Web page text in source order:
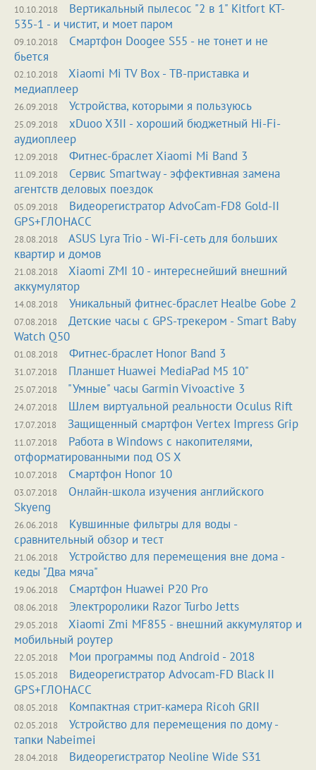
10.10.2018
Вертикальный пылесос "2 в 1" Kitfort KT-
535-1 - и чистит, и моет паром
09.10.2018
Смартфон Doogee S55 - не тонет и не
бьется
02.10.2018
Xiaomi Mi TV Box - ТВ-приставка и
медиаплеер
26.09.2018 Устройства, которыми я пользуюсь
25.09.2018
xDuoo X3II - хороший бюджетный Hi-Fi-
аудиоплеер
12.09.2018 Фитнес-браслет Xiaomi Mi Band 3
11.09.2018
Сервис Smartway - эффективная замена
агентств деловых поездок
05.09.2018
Видеорегистратор AdvoCam-FD8 Gold-II
GPS+ГЛОНАСС
28.08.2018
ASUS Lyra Trio - Wi-Fi-сеть для больших
квартир и домов
21.08.2018
Xiaomi ZMI 10 - интереснейший внешний
аккумулятор
14.08.2018 Уникальный фитнес-браслет Healbe Gobe 2
07.08.2018
Детские часы с GPS-трекером - Smart Baby
Watch Q50
01.08.2018 Фитнес-браслет Honor Band 3
31.07.2018 Планшет Huawei MediaPad M5 10"
25.07.2018 "Умные" часы Garmin Vivoactive 3
24.07.2018 Шлем виртуальной реальности Oculus Rift
17.07.2018 Защищенный смартфон Vertex Impress Grip
11.07.2018
Работа в Windows с накопителями,
отформатированными под OS X
10.07.2018 Смартфон Honor 10
03.07.2018
Онлайн-школа изучения английского
Skyeng
26.06.2018
Кувшинные фильтры для воды -
сравнительный обзор и тест
21.06.2018
Устройство для перемещения вне дома -
кеды "Два мяча"
19.06.2018 Смартфон Huawei P20 Pro
08.06.2018 Электроролики Razor Turbo Jetts
29.05.2018
Xiaomi Zmi MF855 - внешний аккумулятор и
мобильный роутер
22.05.2018 Мои программы под Android - 2018
15.05.2018
Видеорегистратор Advocam-FD Black II
GPS+ГЛОНАСС
08.05.2018 Компактная стрит-камера Ricoh GRII
02.05.2018
Устройство для перемещения по дому -
тапки Nabeimei
28.04.2018 Видеорегистратор Neolinе Wide S31